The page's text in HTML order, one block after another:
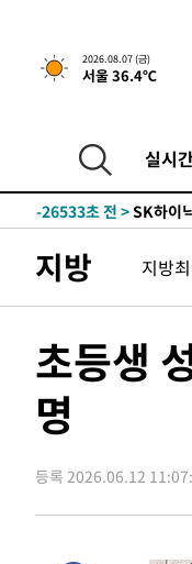
2026.08.07 (금)
서울 36.4℃
실시
-30329초 전 >"낮 기온
-30293초 전 >[속보]이
갈 수도
-28227초 전 >
낮 최고
-26533초 전 >
응"
-23389초 전 >여자배
-22376초 전 > [속보]
-22329초 전 >[속보]코
-22198초 전 >[속보] 노
-19288초 전 >
-18161초 전 >
-17154초 전 >[속보]규
병태 후임
-13512초 전 >[속보]국
지방 지방
초등생
명
등록 2026.06.12